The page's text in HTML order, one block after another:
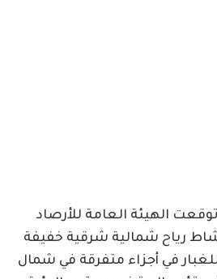
الهيئة العامة للأرصاد
رياح شمالية شرقية خفيفة
للغبار في أجزاء متفرقة في شمال